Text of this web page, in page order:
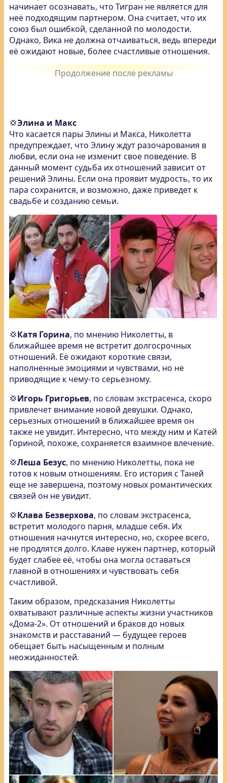
начинает осознавать, что Тигран не является для
неё подходящим партнером. Она считает, что их
союз был ошибкой, сделанной по молодости.
Однако, Вика не должна отчаиваться, ведь впереди
её ожидают новые, более счастливые отношения.
💢Элина и Макс
Что касается пары Элины и Макса, Николетта
предупреждает, что Элину ждут разочарования в
любви, если она не изменит свое поведение. В
данный момент судьба их отношений зависит от
решений Элины. Если она проявит мудрость, то их
пара сохранится, и возможно, даже приведет к
свадьбе и созданию семьи.
💢Катя Горина, по мнению Николетты, в
ближайшее время не встретит долгосрочных
отношений. Её ожидают короткие связи,
наполненные эмоциями и чувствами, но не
приводящие к чему-то серьезному.
💢Игорь Григорьев, по словам экстрасенса, скоро
привлечет внимание новой девушки. Однако,
серьезных отношений в ближайшее время он
также не увидит. Интересно, что между ним и Катей
Гориной, похоже, сохраняется взаимное влечение.
💢Леша Безус, по мнению Николетты, пока не
готов к новым отношениям. Его история с Таней
еще не завершена, поэтому новых романтических
связей он не увидит.
💢Клава Безверхова, по словам экстрасенса,
встретит молодого парня, младше себя. Их
отношения начнутся интересно, но, скорее всего,
не продлятся долго. Клаве нужен партнер, который
будет слабее её, чтобы она могла оставаться
главной в отношениях и чувствовать себя
счастливой.
Таким образом, предсказания Николетты
охватывают различные аспекты жизни участников
«Дома-2». От отношений и браков до новых
знакомств и расставаний — будущее героев
обещает быть насыщенным и полным
неожиданностей.